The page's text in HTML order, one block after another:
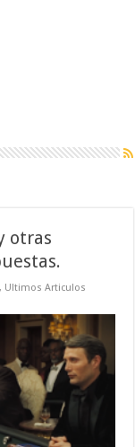
otras
, Ultimos Articulos